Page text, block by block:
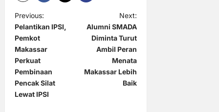
P
o
s
t
n
a
Previous:
Pelantikan IPSI,
Pemkot
Makassar
Perkuat
Pembinaan
Pencak Silat
Lewat IPSI
Next:
Alumni SMADA
Diminta Turut
Ambil Peran
Menata
Makassar Lebih
Baik